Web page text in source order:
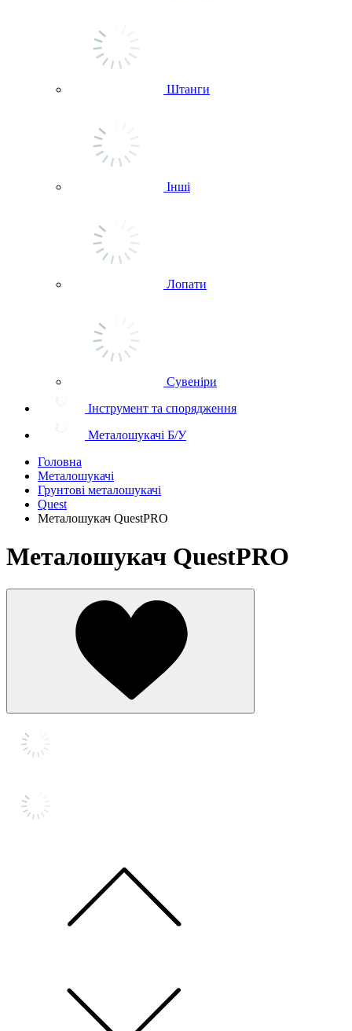
Штанги
Інші
Лопати
Сувеніри
Інструмент та спорядження
Металошукачі Б/У
Головна
Металошукачі
Грунтові металошукачі
Quest
Металошукач QuestPRO
Металошукач QuestPRO